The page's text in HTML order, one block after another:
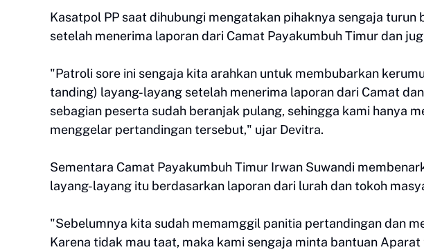
Kasatpol PP saat dihubungi mengatakan pihaknya sengaja turun
setelah menerima laporan dari Camat Payakumbuh Timur dan
"Patroli sore ini sengaja kita arahkan untuk membubarkan
tanding) layang-layang setelah menerima laporan dari Camat
sebagian peserta sudah beranjak pulang, sehingga kami hanya
menggelar pertandingan tersebut," ujar Devitra.
Sementara Camat Payakumbuh Timur Irwan Suwandi
layang-layang itu berdasarkan laporan dari lurah dan tokoh
"Sebelumnya kita sudah memamggil panitia pertandingan dan
Karena tidak mau taat, maka kami sengaja minta bantuan